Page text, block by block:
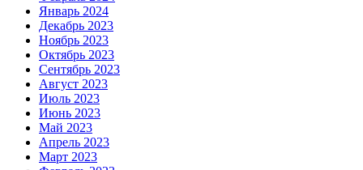
Январь 2024
Декабрь 2023
Ноябрь 2023
Октябрь 2023
Сентябрь 2023
Август 2023
Июль 2023
Июнь 2023
Май 2023
Апрель 2023
Март 2023